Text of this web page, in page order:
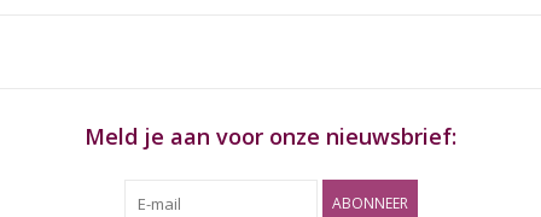
Meld je aan voor onze nieuwsbrief:
ABONNEER